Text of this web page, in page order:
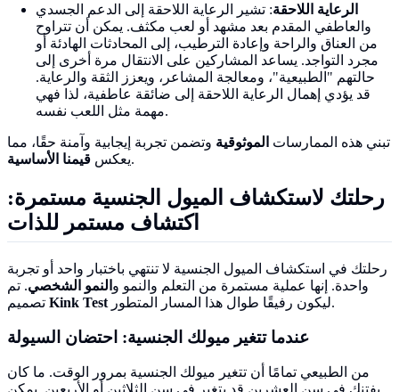
الرعاية اللاحقة: تشير الرعاية اللاحقة إلى الدعم الجسدي
والعاطفي المقدم بعد مشهد أو لعب مكثف. يمكن أن تتراوح
من العناق والراحة وإعادة الترطيب، إلى المحادثات الهادئة أو
مجرد التواجد. يساعد المشاركين على الانتقال مرة أخرى إلى
حالتهم "الطبيعية"، ومعالجة المشاعر، ويعزز الثقة والرعاية.
قد يؤدي إهمال الرعاية اللاحقة إلى ضائقة عاطفية، لذا فهي
مهمة مثل اللعب نفسه.
تبني هذه الممارسات الموثوقية وتضمن تجربة إيجابية وآمنة حقًا، مما
يعكس قيمنا الأساسية .
رحلتك لاستكشاف الميول الجنسية مستمرة:
اكتشاف مستمر للذات
رحلتك في استكشاف الميول الجنسية لا تنتهي باختبار واحد أو تجربة
واحدة. إنها عملية مستمرة من التعلم والنمو و النمو الشخصي. تم
Kink Test ليكون رفيقًا طوال هذا المسار المتطور.
عندما تتغير ميولك الجنسية: احتضان السيولة
من الطبيعي تمامًا أن تتغير ميولك الجنسية بمرور الوقت. ما كان